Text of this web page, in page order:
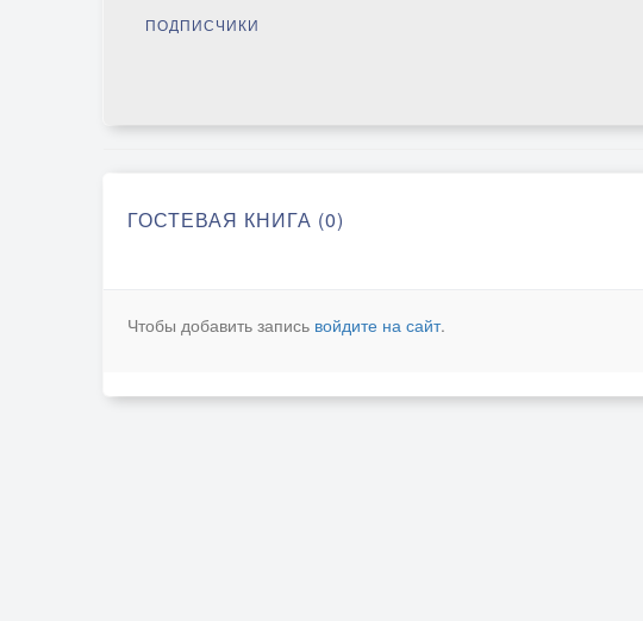
ПОДПИСЧИКИ
ГОСТЕВАЯ КНИГА (0)
Чтобы добавить запись войдите на сайт.